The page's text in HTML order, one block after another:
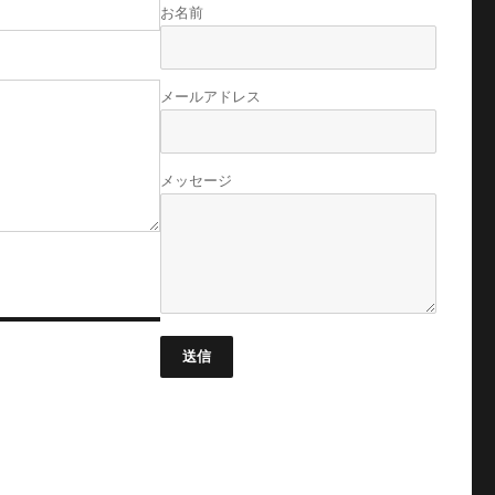
お名前
メールアドレス
メッセージ
送信